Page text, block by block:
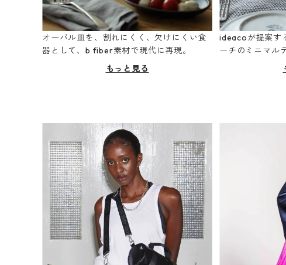
オーバル皿を、割れにくく、欠けにくい食
器として、b fiber素材で現代に再現。
もっと見る
ideacoが提案す
ーチのミニマル